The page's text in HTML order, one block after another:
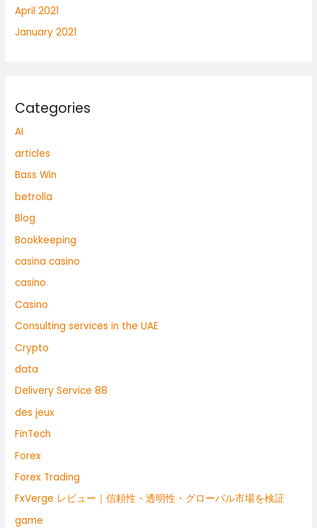
April 2021
January 2021
Categories
AI
articles
Bass Win
betrolla
Blog
Bookkeeping
casina casino
casino
Casino
Consulting services in the UAE
Crypto
data
Delivery Service 88
des jeux
FinTech
Forex
Forex Trading
FxVerge レビュー｜信頼性・透明性・グローバル市場を検証
game